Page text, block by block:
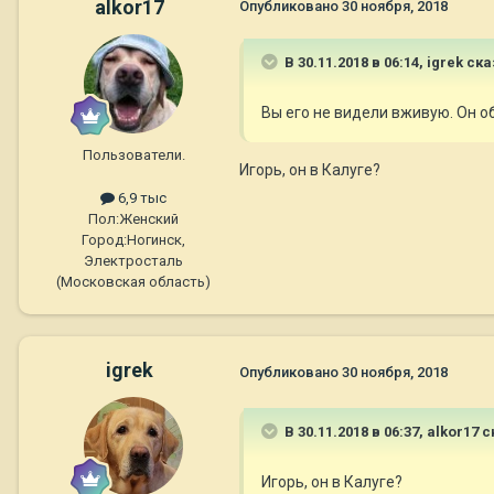
alkor17
Пользователи.
6,9 тыс
Пол:Женский
Город:Ногинск,
Электросталь
(Московская область)
Опубликовано 30 ноября, 2018
В 30.11.2018 в 06:14, igrek
Вы его не видели вживую. Он
Игорь, он в Калуге?
igrek Опубликовано 30 ноября, 2018
В 30.11.2018 в 06:37, alkor17
Игорь, он в Калуге?